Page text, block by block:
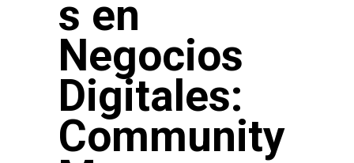
s en
Negocios
Digitales:
Community